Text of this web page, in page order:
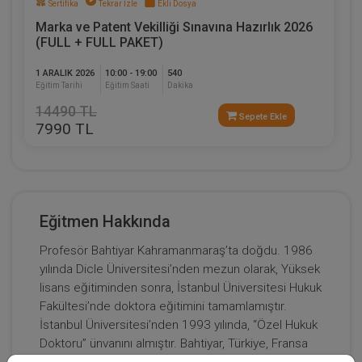
Sertifika Tekrar İzle Ekli Dosya
Marka ve Patent Vekilliği Sınavına Hazırlık 2026
(FULL + FULL PAKET)
1 ARALIK 2026
Eğitim Tarihi
10:00 - 19:00
Eğitim Saati
540
Dakika
14490 TL
7990 TL
Sepete Ekle
Eğitmen Hakkında
Profesör Bahtiyar Kahramanmaraş’ta doğdu. 1986
yılında Dicle Üniversitesi’nden mezun olarak, Yüksek
lisans eğitiminden sonra, İstanbul Üniversitesi Hukuk
Fakültesi’nde doktora eğitimini tamamlamıştır.
İstanbul Üniversitesi’nden 1993 yılında, “Özel Hukuk
Doktoru” ünvanını almıştır. Bahtiyar, Türkiye, Fransa